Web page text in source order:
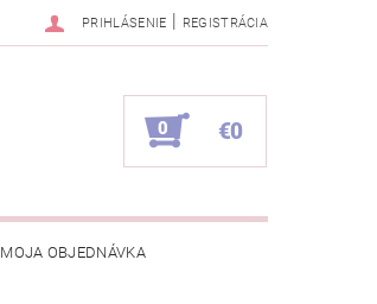
PRIHLÁSENIE | REGISTRÁCIA
0 €0
MOJA OBJEDNÁVKA